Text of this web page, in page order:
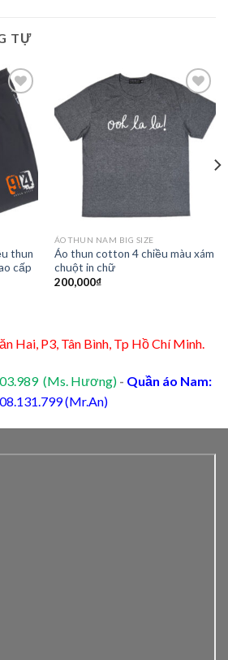
TỰ
thun
cấp
Add to
ÁO THUN NAM BIG SIZE
Áo thun cotton 4 chiều màu xám
chuột in chữ
200,000₫
Hai, P3, Tân Bình, Tp Hồ Chí Minh.
(Ms. Hương) - Quần áo Nam:
(Mr.An)